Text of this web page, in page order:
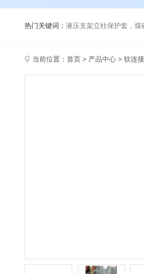
热门关键词： 液压支架立柱保护套，
当前位置： 首页 > 产品中心 > 软连接